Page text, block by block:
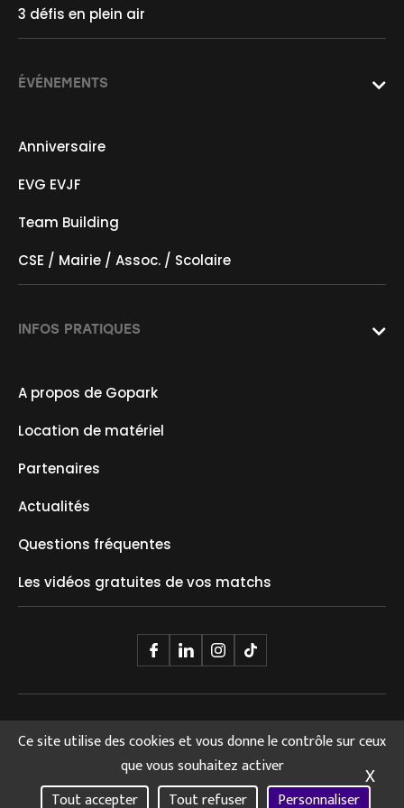
Ce site utilise des cookies et vous donne le contrôle sur ceux
que vous souhaitez activer
Tout accepter
Tout refuser Personnaliser
X
bonheur !
3 défis en plein air
ÉVÉNEMENTS 
Anniversaire
EVG EVJF
Team Building
CSE / Mairie / Assoc. / Scolaire
INFOS PRATIQUES 
A propos de Gopark
Location de matériel
Partenaires
Actualités
Questions fréquentes
Les vidéos gratuites de vos matchs
Mentions légales